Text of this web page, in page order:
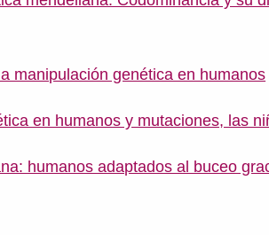
manipulación genética en humanos
en humanos y mutaciones, las
humanos adaptados al buceo